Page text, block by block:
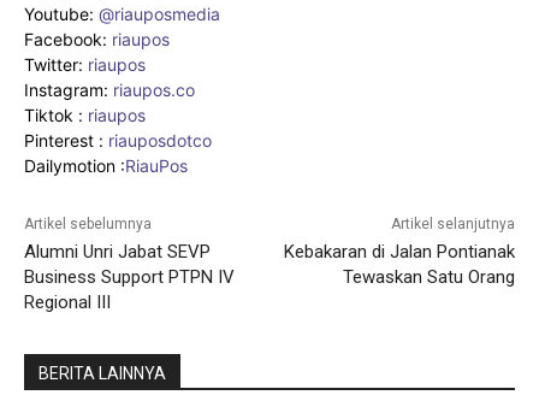
Youtube: @riauposmedia
Facebook: riaupos
Twitter: riaupos
Instagram: riaupos.co
Tiktok : riaupos
Pinterest : riauposdotco
Dailymotion :RiauPos
Artikel sebelumnya
Alumni Unri Jabat SEVP
Business Support PTPN IV
Regional III
Artikel selanjutnya
Kebakaran di Jalan Pontianak
Tewaskan Satu Orang
BERITA LAINNYA